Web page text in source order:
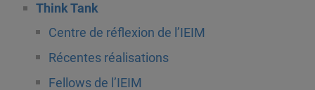
Think Tank
Centre de réflexion de l’IEIM
Récentes réalisations
Fellows de l’IEIM